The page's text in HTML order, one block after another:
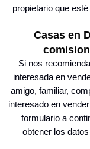
propietario que
Casas en
Si nos
interesada en
amigo, familiar,
interesado en
formulario a
obtener los